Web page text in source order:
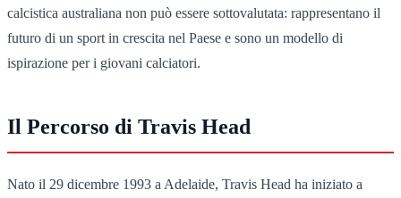
calcistica australiana non può essere sottovalutata: rappresentano il
futuro di un sport in crescita nel Paese e sono un modello di
ispirazione per i giovani calciatori.
Il Percorso di Travis Head
Nato il 29 dicembre 1993 a Adelaide, Travis Head ha iniziato a